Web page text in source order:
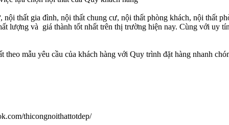
nội thất gia đình, nội thất chung cư, nội thất phòng khách, nội thất
và giá thành tốt nhất trên thị trường hiện nay. Cùng với uy
theo mẫu yêu cầu của khách hàng với Quy trình đặt hàng nhanh
thicongnoithattotdep/